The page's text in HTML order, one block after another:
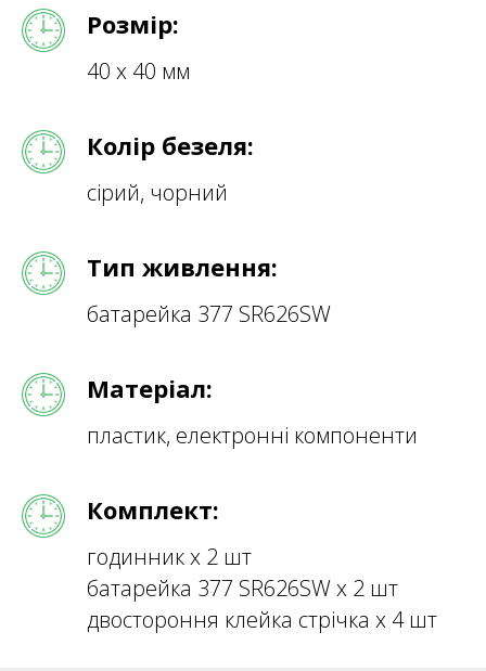
Розмір:
40 х 40 мм
Колір безеля:
сірий, чорний
Тип живлення:
батарейка 377 SR626SW
Матеріал:
пластик, електронні компоненти
Комплект:
годинник х 2 шт
батарейка 377 SR626SW х 2 шт
двостороння клейка стрічка х 4 шт